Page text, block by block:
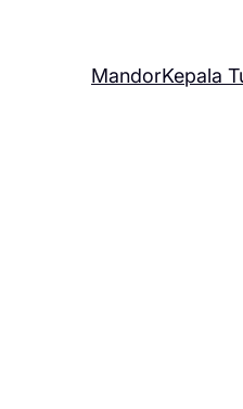
MandorKepala